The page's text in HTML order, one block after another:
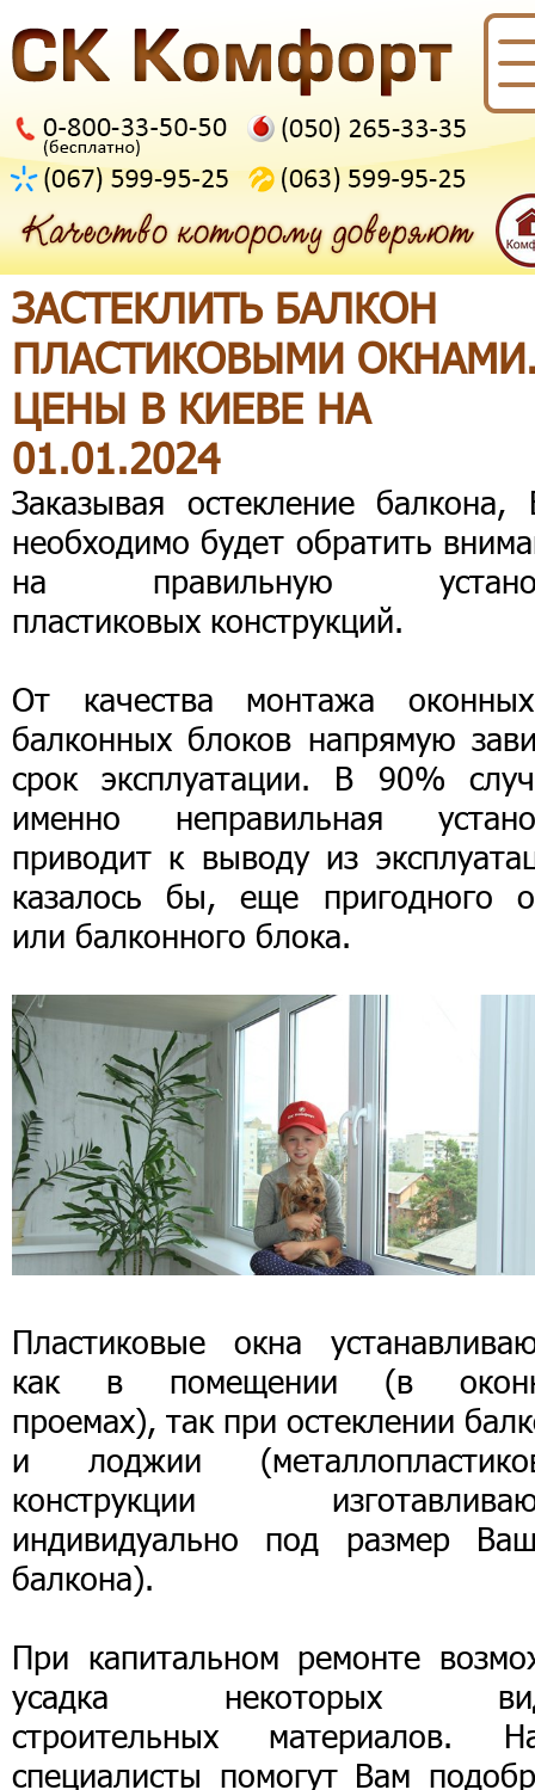
ЗАСТЕКЛИТЬ БАЛКОН
ПЛАСТИКОВЫМИ
ЦЕНЫ В КИЕВЕ НА
01.01.2024
Заказывая остекление балкона,
необходимо будет обратить
на правильную
пластиковых конструкций.
От качества монтажа
балконных блоков напрямую
срок эксплуатации. В 90%
именно неправильная
приводит к выводу из
казалось бы, еще пригодного
или балконного блока.
Пластиковые окна
как в помещении (в
проемах), так при остеклении
и лоджии
конструкции
индивидуально под размер
балкона).
При капитальном ремонте
усадка некоторых
строительных материалов.
специалисты помогут Вам